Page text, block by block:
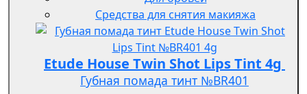
Средства для снятия макияжа
Etude House Twin Shot Lips Tint 4g
Губная помада тинт №BR401